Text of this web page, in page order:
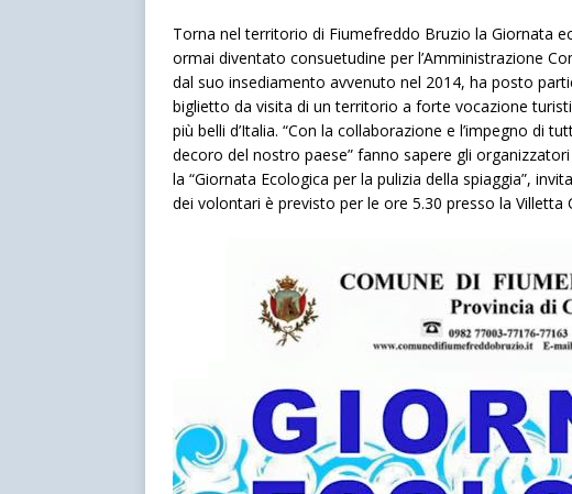
Torna nel territorio di Fiumefreddo Bruzio la Giornata
ormai diventato consuetudine per l’Amministrazione
dal suo insediamento avvenuto nel 2014, ha posto
biglietto da visita di un territorio a forte vocazione
più belli d’Italia. “Con la collaborazione e l’impegno di
decoro del nostro paese” fanno sapere gli
la “Giornata Ecologica per la pulizia della spiaggia”,
dei volontari è previsto per le ore 5.30 presso la Villetta